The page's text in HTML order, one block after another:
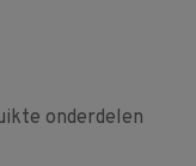
onderdelen